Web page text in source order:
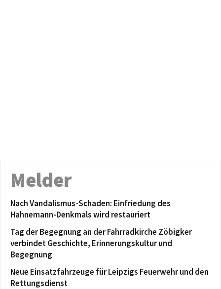
Melder
Nach Vandalismus-Schaden: Einfriedung des
Hahnemann-Denkmals wird restauriert
Tag der Begegnung an der Fahrradkirche Zöbigker
verbindet Geschichte, Erinnerungskultur und
Begegnung
Neue Einsatzfahrzeuge für Leipzigs Feuerwehr und den
Rettungsdienst